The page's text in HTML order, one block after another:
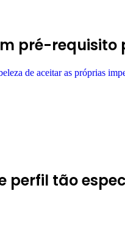
pré-requisito
perfil tão